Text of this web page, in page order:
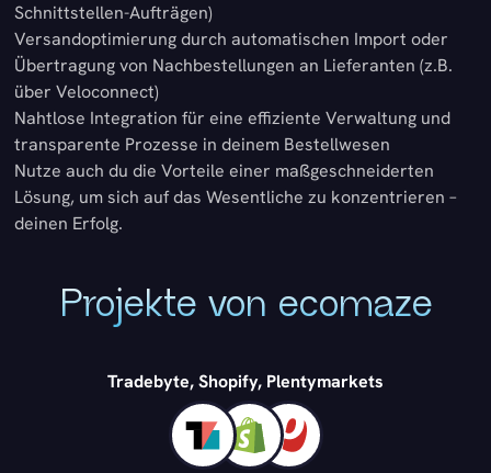
Schnittstellen-Aufträgen)
Versandoptimierung durch automatischen Import oder
Übertragung von Nachbestellungen an Lieferanten (z.B.
über Veloconnect)
Nahtlose Integration für eine effiziente Verwaltung und
transparente Prozesse in deinem Bestellwesen
Nutze auch du die Vorteile einer maßgeschneiderten
Lösung, um sich auf das Wesentliche zu konzentrieren –
deinen Erfolg.
Projekte von ecomaze
Tradebyte, Shopify, Plentymarkets